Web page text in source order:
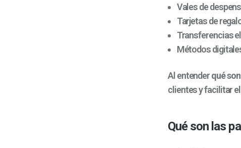
Vales de
Tarjetas de
Transferencias
Métodos
Al entenderqué
clientes y facilitar
Qué son las